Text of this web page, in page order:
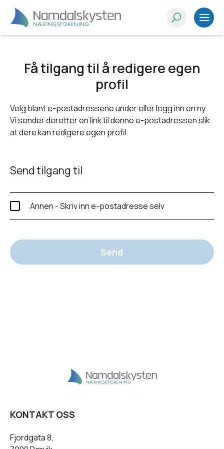
Få tilgang til å redigere egen
profil
Velg blant e-postadressene under eller legg inn en ny.
Vi sender deretter en link til denne e-postadressen slik
at dere kan redigere egen profil.
Send tilgang til
Annen - Skriv inn e-postadresse selv
Send
KONTAKT OSS
Fjordgata 8,